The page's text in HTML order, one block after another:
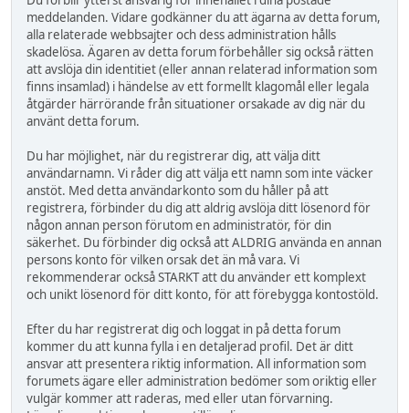
meddelanden. Vidare godkänner du att ägarna av detta forum,
alla relaterade webbsajter och dess administration hålls
skadelösa. Ägaren av detta forum förbehåller sig också rätten
att avslöja din identitiet (eller annan relaterad information som
finns insamlad) i händelse av ett formellt klagomål eller legala
åtgärder härrörande från situationer orsakade av dig när du
använt detta forum.
Du har möjlighet, när du registrerar dig, att välja ditt
användarnamn. Vi råder dig att välja ett namn som inte väcker
anstöt. Med detta användarkonto som du håller på att
registrera, förbinder du dig att aldrig avslöja ditt lösenord för
någon annan person förutom en administratör, för din
säkerhet. Du förbinder dig också att ALDRIG använda en annan
persons konto för vilken orsak det än må vara. Vi
rekommenderar också STARKT att du använder ett komplext
och unikt lösenord för ditt konto, för att förebygga kontostöld.
Efter du har registrerat dig och loggat in på detta forum
kommer du att kunna fylla i en detaljerad profil. Det är ditt
ansvar att presentera riktig information. All information som
forumets ägare eller administration bedömer som oriktig eller
vulgär kommer att raderas, med eller utan förvarning.